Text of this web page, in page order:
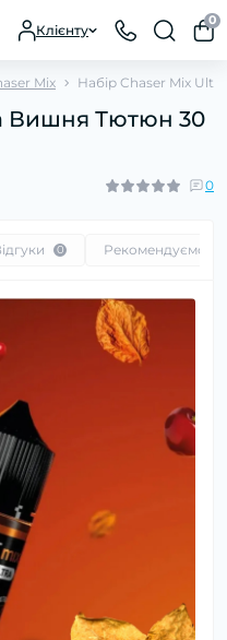
Клієнту
0
Mix Набір Chaser Mix
Вишня Тютюн 30
0
0 Рекомендуємо